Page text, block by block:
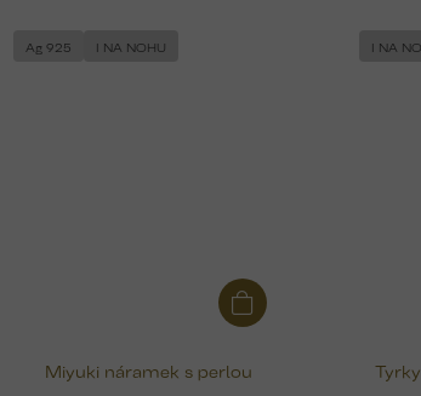
Ag 925 I NA NOHU
Miyuki náramek s perlou
I NA